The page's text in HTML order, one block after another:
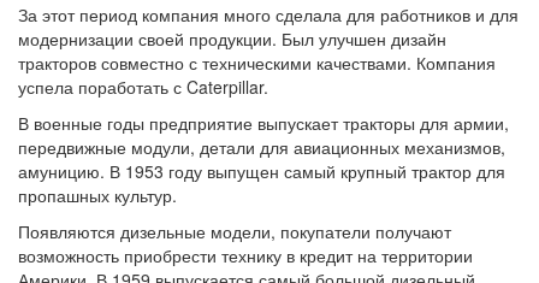
За этот период компания много сделала для работников и для
модернизации своей продукции. Был улучшен дизайн
тракторов совместно с техническими качествами. Компания
успела поработать с Caterpillar.
В военные годы предприятие выпускает тракторы для армии,
передвижные модули, детали для авиационных механизмов,
амуницию. В 1953 году выпущен самый крупный трактор для
пропашных культур.
Появляются дизельные модели, покупатели получают
возможность приобрести технику в кредит на территории